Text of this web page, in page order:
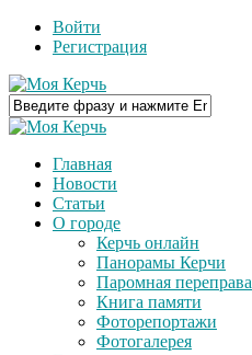
Войти
Регистрация
Главная
Новости
Статьи
О городе
Керчь онлайн
Панорамы Керчи
Паромная переправа
Книга памяти
Фоторепортажи
Фотогалерея